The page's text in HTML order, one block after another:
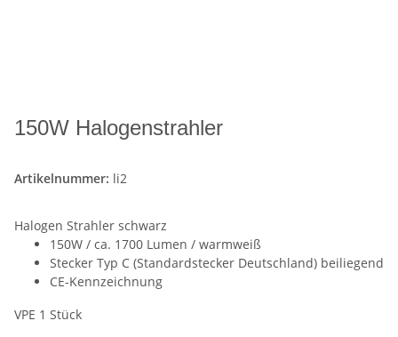
150W Halogenstrahler
Artikelnummer: li2
Halogen Strahler schwarz
150W / ca. 1700 Lumen / warmweiß
Stecker Typ C (Standardstecker Deutschland) beiliegend
CE-Kennzeichnung
VPE 1 Stück